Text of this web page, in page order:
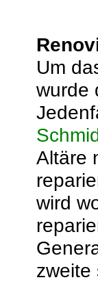
Um
wurde
Altäre
wird
zweite